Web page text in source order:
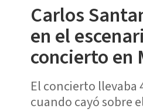
Carlos
en el
concierto en
El concierto llevaba
cuando cayó sobre